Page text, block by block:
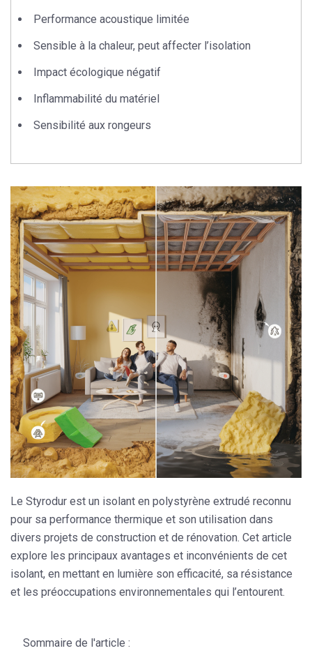
Performance acoustique limitée
Sensible à la chaleur, peut affecter l’isolation
Impact écologique négatif
Inflammabilité du matériel
Sensibilité aux rongeurs
Le Styrodur est un isolant en polystyrène extrudé reconnu
pour sa performance thermique et son utilisation dans
divers projets de construction et de rénovation. Cet article
explore les principaux avantages et inconvénients de cet
isolant, en mettant en lumière son efficacité, sa résistance
et les préoccupations environnementales qui l’entourent.
Sommaire de l'article :